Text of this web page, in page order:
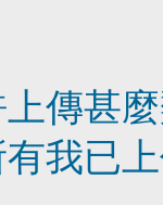
傳甚
我已